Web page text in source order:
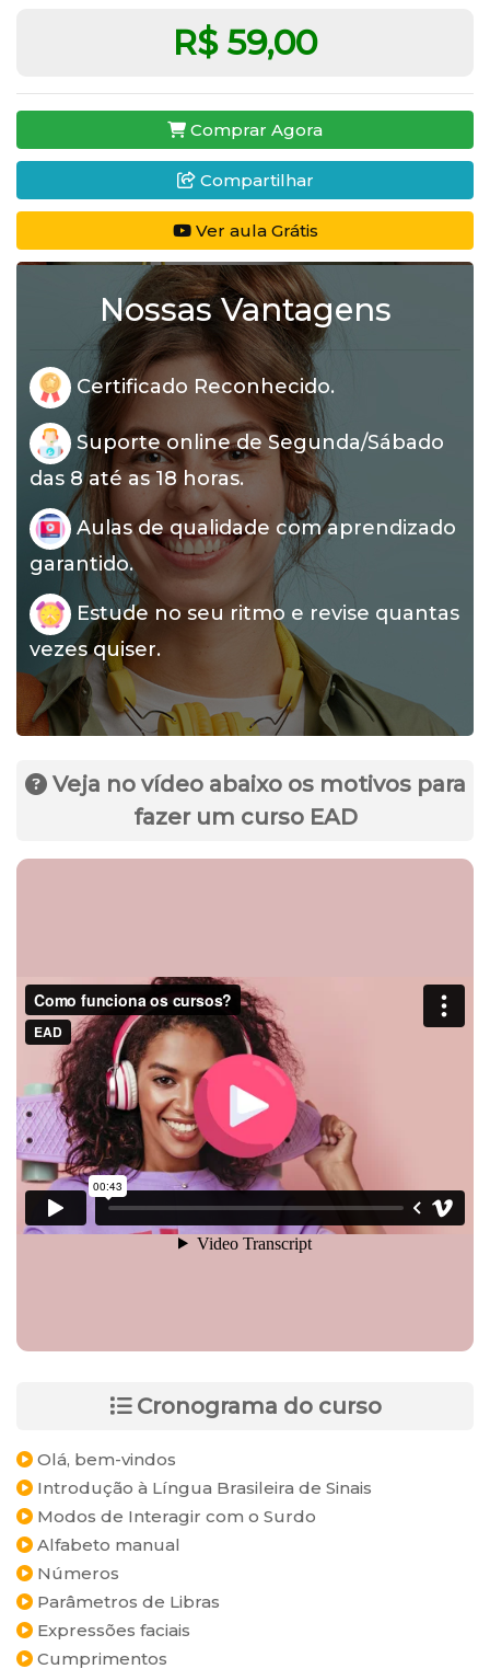
R$ 59,00
Comprar Agora
Compartilhar
Ver aula Grátis
Nossas Vantagens
Certificado Reconhecido.
Suporte online de Segunda/Sábado
das 8 até as 18 horas.
Aulas de qualidade com aprendizado
garantido.
Estude no seu ritmo e revise quantas
vezes quiser.
Veja no vídeo abaixo os motivos para
fazer um curso EAD
Cronograma do curso
Olá, bem-vindos
Introdução à Língua Brasileira de Sinais
Modos de Interagir com o Surdo
Alfabeto manual
Números
Parâmetros de Libras
Expressões faciais
Cumprimentos